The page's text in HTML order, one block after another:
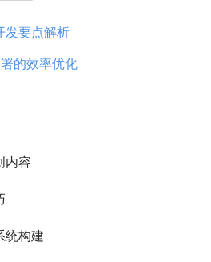
发要点解析
的效率优化
内容
统构建